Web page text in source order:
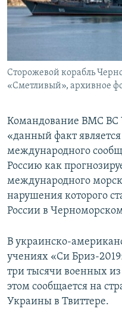
Сторожевой корабль
«Сметливый», архивное
Командование ВМС ВС
«данный факт
международного
Россию как
международного
нарушения которого
России в
В украинско-
учениях «Си Бриз-
три тысячи военных
этом сообщается на
Украины в Твиттере.